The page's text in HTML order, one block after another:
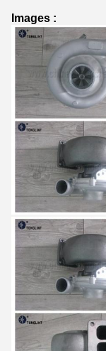
Images :